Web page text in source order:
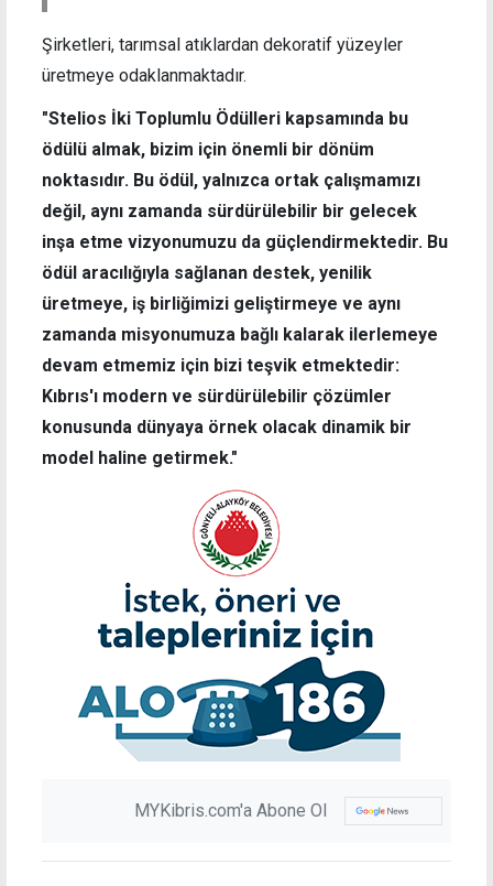
Şirketleri, tarımsal atıklardan dekoratif yüzeyler
üretmeye odaklanmaktadır.
"Stelios İki Toplumlu Ödülleri kapsamında bu
ödülü almak, bizim için önemli bir dönüm
noktasıdır. Bu ödül, yalnızca ortak çalışmamızı
değil, aynı zamanda sürdürülebilir bir gelecek
inşa etme vizyonumuzu da güçlendirmektedir. Bu
ödül aracılığıyla sağlanan destek, yenilik
üretmeye, iş birliğimizi geliştirmeye ve aynı
zamanda misyonumuza bağlı kalarak ilerlemeye
devam etmemiz için bizi teşvik etmektedir:
Kıbrıs'ı modern ve sürdürülebilir çözümler
konusunda dünyaya örnek olacak dinamik bir
model haline getirmek."
MYKibris.com'a Abone Ol